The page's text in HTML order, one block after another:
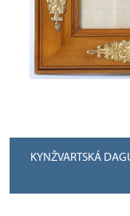
KYNŽVARTSKÁ